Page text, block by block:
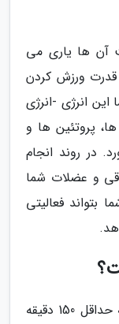
آن ها یاری می
قدرت ورزش کردن
این انرژی -انرژی
پروتئین ها و
در روند انجام
و عضلات شما
فعالیتی
کارشناسان توصیه می نمایند که در هفته حداقل 150 دقیقه